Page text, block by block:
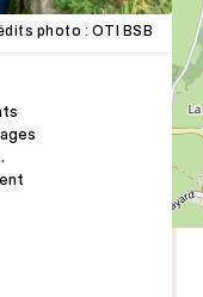
photo : OTI BSB